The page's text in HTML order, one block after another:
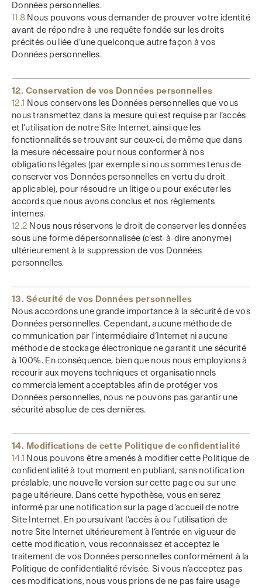
Données personnelles.
11.8 Nous pouvons vous demander de prouver votre identité
avant de répondre à une requête fondée sur les droits
précités ou liée d’une quelconque autre façon à vos
Données personnelles.
12. Conservation de vos Données personnelles
12.1 Nous conservons les Données personnelles que vous
nous transmettez dans la mesure qui est requise par l’accès
et l’utilisation de notre Site Internet, ainsi que les
fonctionnalités se trouvant sur ceux-ci, de même que dans
la mesure nécessaire pour nous conformer à nos
obligations légales (par exemple si nous sommes tenus de
conserver vos Données personnelles en vertu du droit
applicable), pour résoudre un litige ou pour exécuter les
accords que nous avons conclus et nos règlements
internes.
12.2 Nous nous réservons le droit de conserver les données
sous une forme dépersonnalisée (c’est-à-dire anonyme)
ultérieurement à la suppression de vos Données
personnelles.
13. Sécurité de vos Données personnelles
Nous accordons une grande importance à la sécurité de vos
Données personnelles. Cependant, aucune méthode de
communication par l’intermédiaire d’Internet ni aucune
méthode de stockage électronique ne garantit une sécurité
à 100%. En conséquence, bien que nous nous employions à
recourir aux moyens techniques et organisationnels
commercialement acceptables afin de protéger vos
Données personnelles, nous ne pouvons pas garantir une
sécurité absolue de ces dernières.
14. Modifications de cette Politique de confidentialité
14.1 Nous pouvons être amenés à modifier cette Politique de
confidentialité à tout moment en publiant, sans notification
préalable, une nouvelle version sur cette page ou sur une
page ultérieure. Dans cette hypothèse, vous en serez
informé par une notification sur la page d’accueil de notre
Site Internet. En poursuivant l’accès à ou l’utilisation de
notre Site Internet ultérieurement à l’entrée en vigueur de
cette modification, vous reconnaissez et acceptez le
traitement de vos Données personnelles conformément à la
Politique de confidentialité révisée. Si vous n’acceptez pas
ces modifications, nous vous prions de ne pas faire usage